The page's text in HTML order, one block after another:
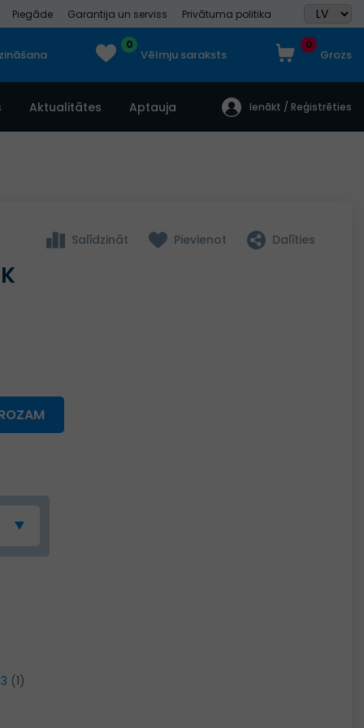
Piegāde Garantija un serviss Privātuma politika
0
Vēlmju saraksts
0
Grozs
Aktualitātes Aptauja Ienākt / Reģistrēties
Salīdzināt Pievienot Dalīties
(1)